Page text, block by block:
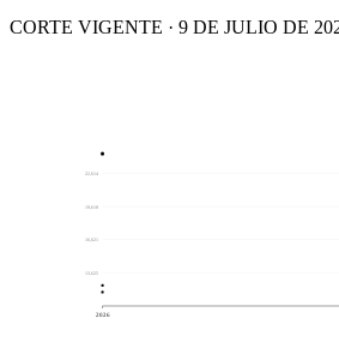
CORTE VIGENTE · 9 DE JULIO DE
13,625
16,621
19,618
22,614
2026